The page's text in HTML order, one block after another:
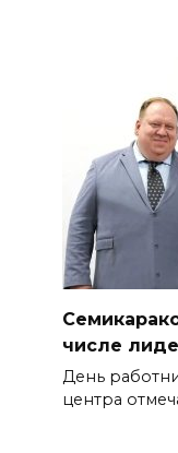
числе
День
центра